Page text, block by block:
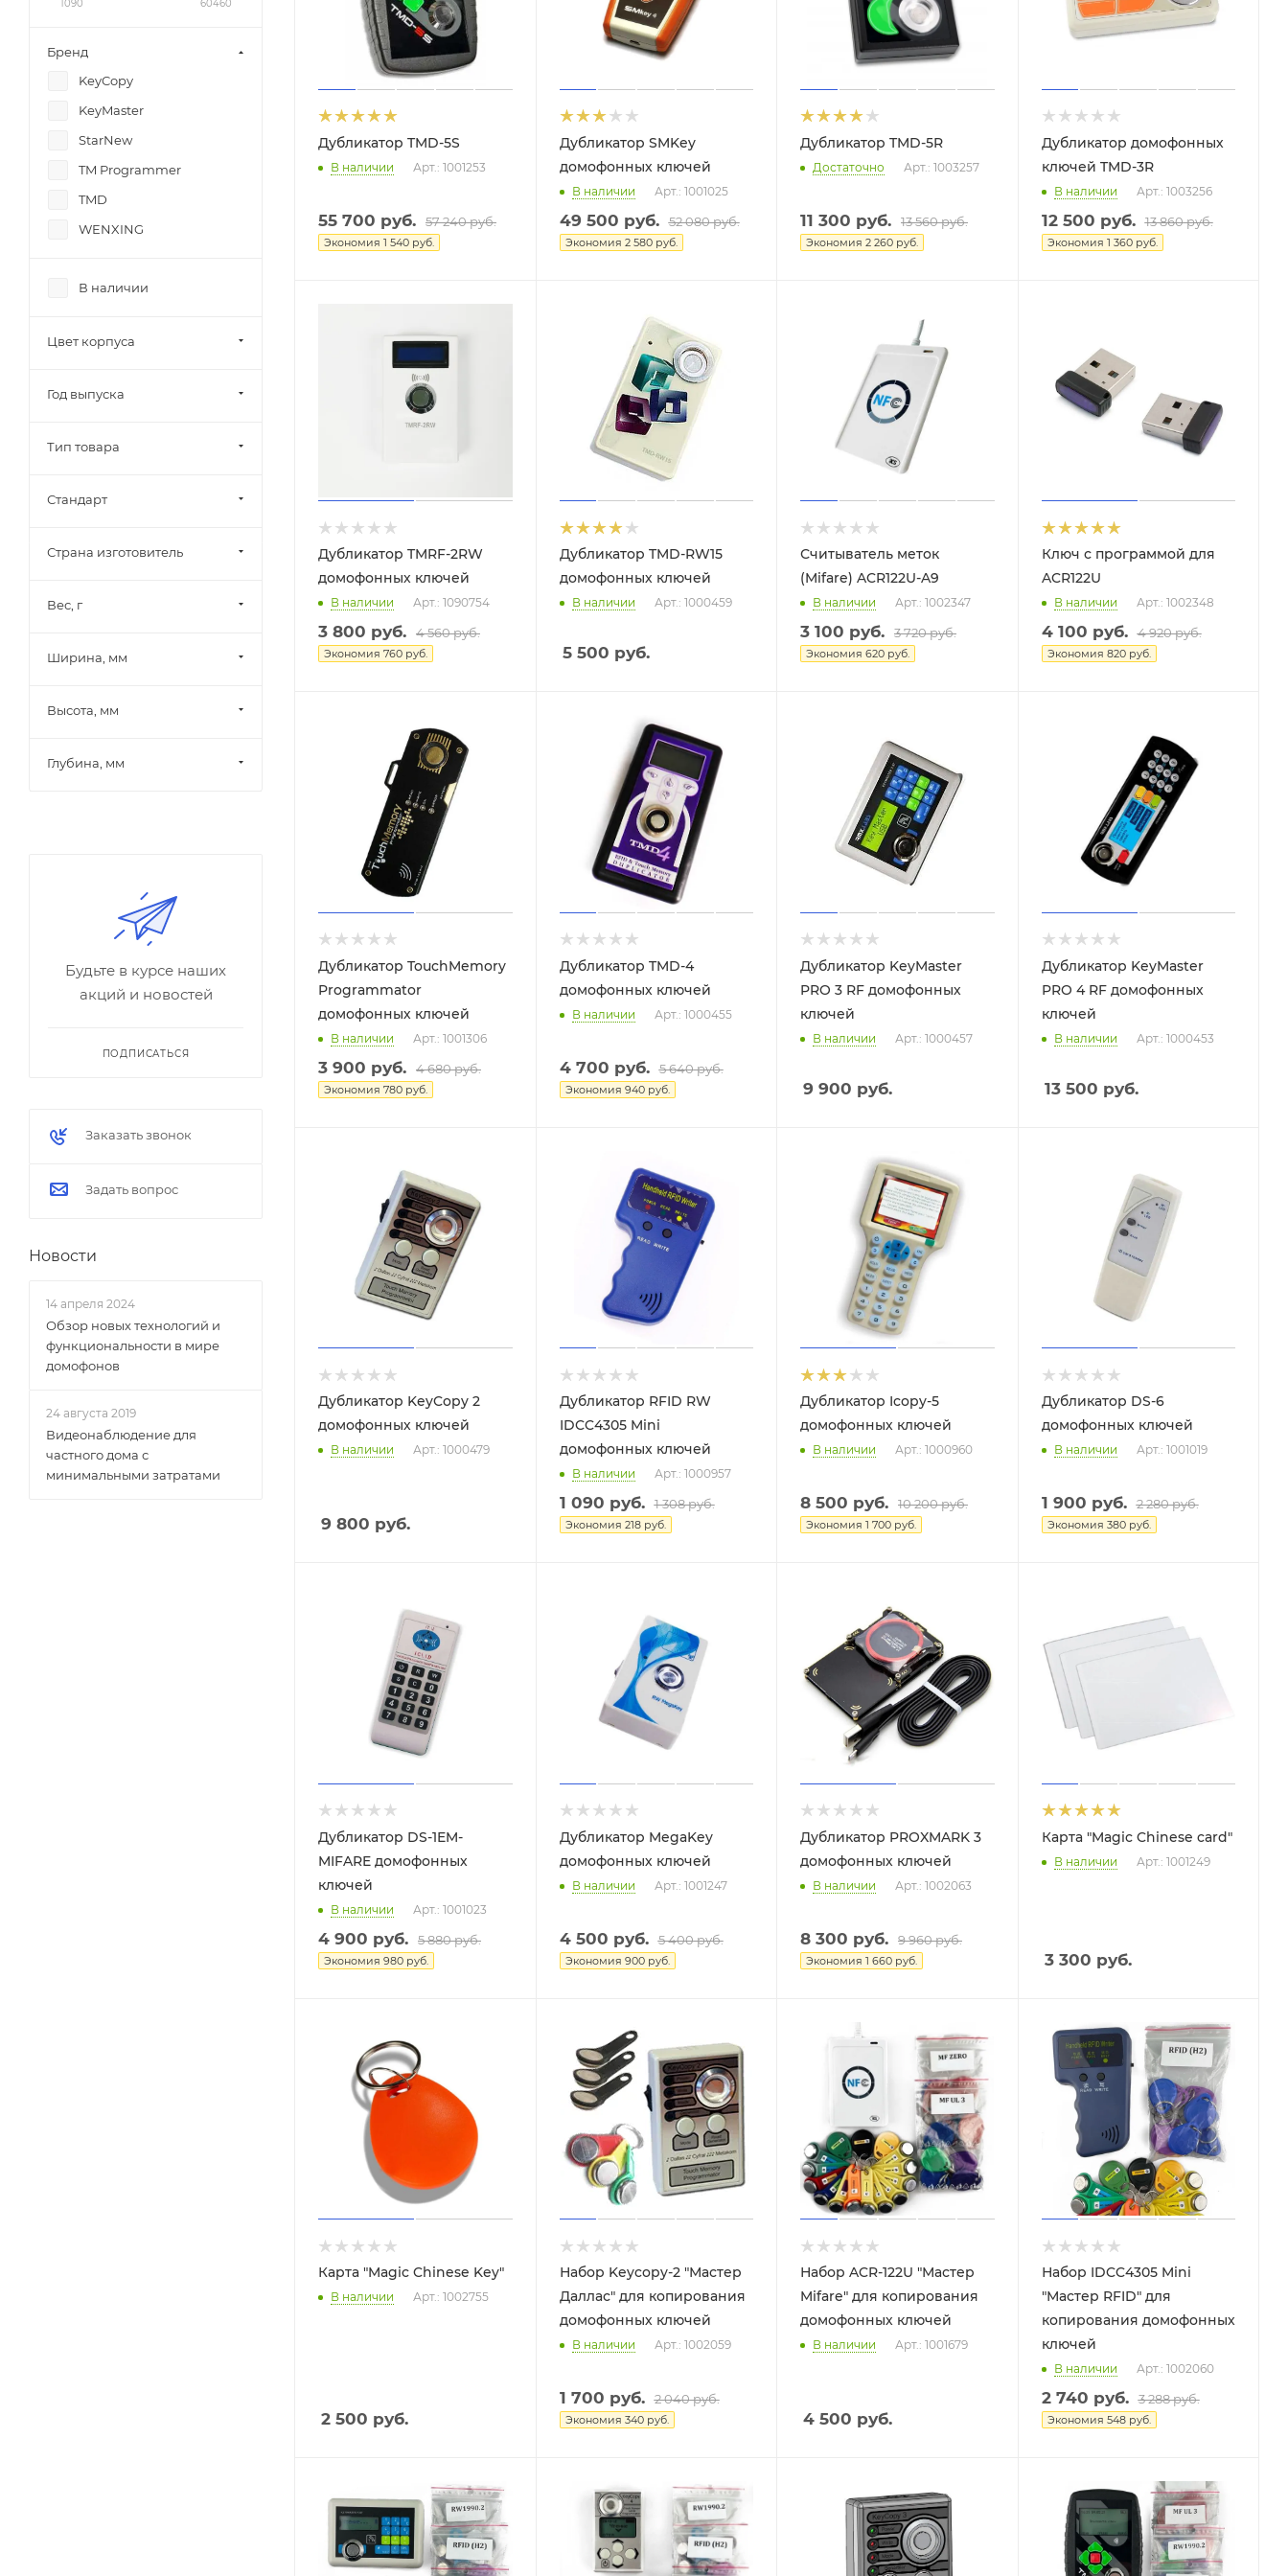
Дубликатор TMD-5S
В наличии Арт.: 1001253
55 700 руб. 57 240руб.
Экономия 1 540 руб.
Дубликатор SMKey
домофонных ключей
В наличии Арт.: 1001025
49 500 руб. 52 080руб.
Экономия 2 580руб.
Дубликатор TMD-5R
Достаточно Арт.: 1003257
11 300 руб. 13 560руб.
Экономия 2 260 руб.
Дубликатор домофонных
ключей TMD-3R
В наличии Арт.: 1003256
12 500 руб. 13 860руб.
Экономия 1 360руб.
Дубликатор TMRF-2RW
домофонных ключей
В наличии Арт.: 1090754
3 800 руб. 4 560руб.
Экономия 760 руб.
Дубликатор TMD-RW15
домофонных ключей
В наличии Арт.: 1000459
5 500 руб.
Считыватель меток
(Mifare) ACR122U-A9
В наличии Арт.: 1002347
3 100 руб. 3 720руб.
Экономия 620 руб.
Ключ с программой для
ACR122U
В наличии Арт.: 1002348
4 100 руб. 4 920руб.
Экономия 820руб.
Дубликатор TouchMemory
Programmator
домофонных ключей
В наличии Арт.: 1001306
3 900 руб. 4 680руб.
Экономия 780 руб.
Дубликатор TMD-4
домофонных ключей
В наличии Арт.: 1000455
4 700 руб. 5 640руб.
Экономия 940руб.
Дубликатор KeyMaster
PRO 3 RF домофонных
ключей
В наличии Арт.: 1000457
9 900 руб.
Дубликатор KeyMaster
PRO 4 RF домофонных
ключей
В наличии Арт.: 1000453
13 500 руб.
Дубликатор KeyCopy 2
домофонных ключей
В наличии Арт.: 1000479
9 800 руб.
Дубликатор RFID RW
IDCC4305 Mini
домофонных ключей
В наличии Арт.: 1000957
1 090 руб. 1 308руб.
Экономия 218руб.
Дубликатор Icopy-5
домофонных ключей
В наличии Арт.: 1000960
8 500 руб. 10 200руб.
Экономия 1 700 руб.
Дубликатор DS-6
домофонных ключей
В наличии Арт.: 1001019
1 900 руб. 2 280руб.
Экономия 380руб.
Дубликатор DS-1EM-
MIFARE домофонных
ключей
В наличии Арт.: 1001023
4 900 руб. 5 880руб.
Экономия 980 руб.
Дубликатор MegaKey
домофонных ключей
В наличии Арт.: 1001247
4 500 руб. 5 400руб.
Экономия 900руб.
Дубликатор PROXMARK 3
домофонных ключей
В наличии Арт.: 1002063
8 300 руб. 9 960руб.
Экономия 1 660 руб.
Карта "Magic Chinese card"
В наличии Арт.: 1001249
3 300 руб.
Карта "Magic Chinese Key"
В наличии Арт.: 1002755
2 500 руб.
Набор Keycopy-2 "Мастер
Даллас" для копирования
домофонных ключей
В наличии Арт.: 1002059
1 700 руб. 2 040руб.
Экономия 340руб.
Набор ACR-122U "Мастер
Mifare" для копирования
домофонных ключей
В наличии Арт.: 1001679
4 500 руб.
Набор IDCC4305 Mini
"Мастер RFID" для
копирования домофонных
ключей
В наличии Арт.: 1002060
2 740 руб. 3 288руб.
Экономия 548руб.
1090 60460
Бренд
KeyCopy
KeyMaster
StarNew
TM Programmer
TMD
WENXING
В наличии
Цвет корпуса
Год выпуска
Тип товара
Стандарт
Страна изготовитель
Вес, г
Ширина, мм
Высота, мм
Глубина, мм
Будьте в курсе наших
акций и новостей
ПОДПИСАТЬСЯ
Заказать звонок
Задать вопрос
Новости
14 апреля 2024
Обзор новых технологий и
функциональности в мире
домофонов
24 августа 2019
Видеонаблюдение для
частного дома с
минимальными затратами